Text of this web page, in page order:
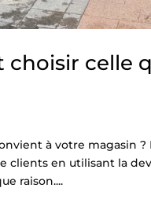
celle
à votre magasin
clients en utilisant la
raison....